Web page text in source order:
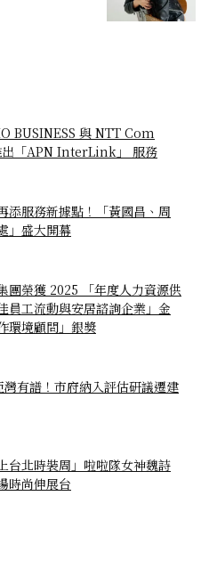
BUSINESS 與 NTT Com
「APN InterLink」 服務
添服務新據點！「黃國昌、周
」盛大開幕
團榮獲 2025 「年度人力資源供
員工流動與安居諮詢企業」金
環境顧問」銀獎
有譜！市府納入評估研議遷建
台北時裝周」啦啦隊女神魏詩
時尚伸展台